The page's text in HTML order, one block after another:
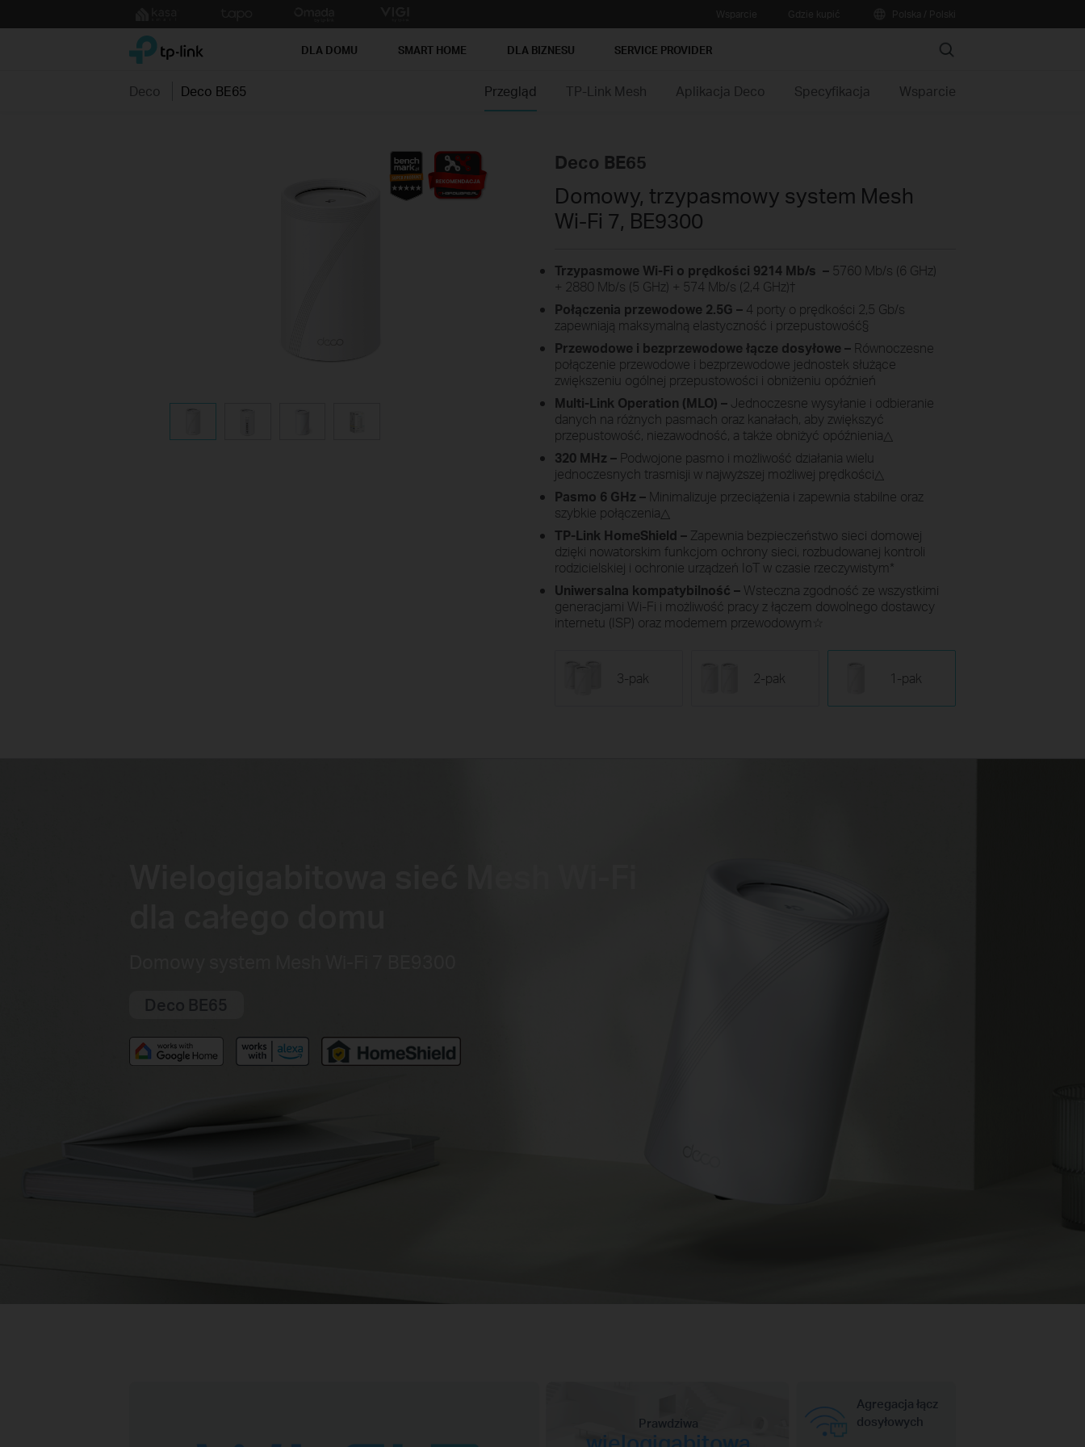
to
TP-Link, Reliably Smart DLA DOMU SMART HOME DLA BIZNESU SERVICE PROVIDER Search
Deco Deco BE65 Przegląd TP-Link Mesh Aplikacja Deco Specyfikacja Wsparcie
Deco BE65
Domowy, trzypasmowy system Mesh
Wi‑Fi 7, BE9300
Trzypasmowe Wi-Fi o prędkości 9214 Mb/s – 5760 Mb/s (6 GHz)
+ 2880 Mb/s (5 GHz) + 574 Mb/s (2,4 GHz)†
Połączenia przewodowe 2.5G – 4 porty o prędkości 2,5 Gb/s
zapewniają maksymalną elastyczność i przepustowość§
Przewodowe i bezprzewodowe łącze dosyłowe – Równoczesne
połączenie przewodowe i bezprzewodowe jednostek służące
zwiększeniu ogólnej przepustowości i obniżeniu opóźnień
Multi-Link Operation (MLO) – Jednoczesne wysyłanie i odbieranie
danych na różnych pasmach oraz kanałach, aby zwiększyć
przepustowość, niezawodność, a także obniżyć opóźnienia△
320 MHz – Podwojone pasmo i możliwość działania wielu
jednoczesnych trasmisji w najwyższej możliwej prędkości△
Pasmo 6 GHz – Minimalizuje przeciążenia i zapewnia stabilne oraz
szybkie połączenia△
TP-Link HomeShield – Zapewnia bezpieczeństwo sieci domowej
dzięki nowatorskim funkcjom ochrony sieci, rozbudowanej kontroli
rodzicielskiej i ochronie urządzeń IoT w czasie rzeczywistym*
Uniwersalna kompatybilność – Wsteczna zgodność ze wszystkimi
generacjami Wi-Fi i możliwość pracy z łączem dowolnego dostawcy
internetu (ISP) oraz modemem przewodowym
3-pak 2-pak 1-pak
Prawdziwa
Agregacja łącz
dosyłowych